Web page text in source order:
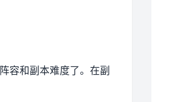
容和副本难度了。在副